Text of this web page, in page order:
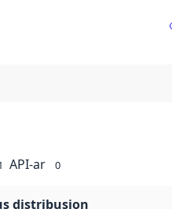
API-ar 0
distribusjon